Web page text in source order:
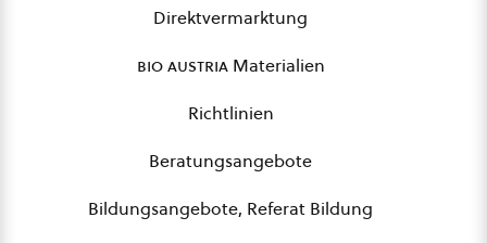
Direktvermarktung
bio austriaMaterialien
Richtlinien
Beratungsangebote
Bildungsangebote, Referat Bildung